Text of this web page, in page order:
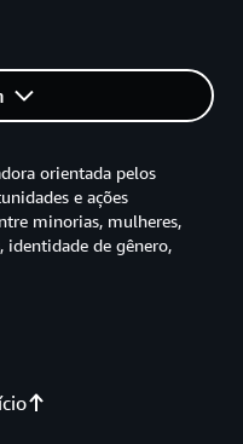
orientada pelos
e ações
minorias, mulheres,
identidade de gênero,